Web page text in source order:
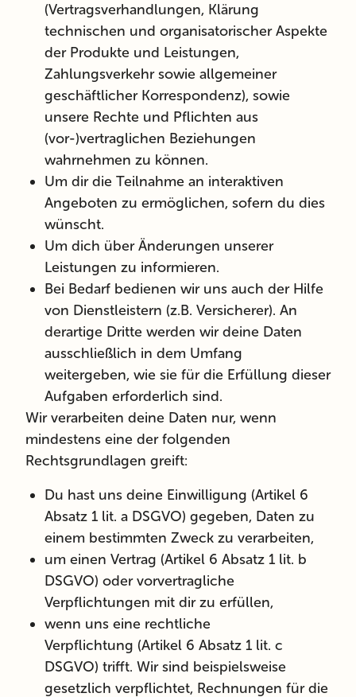
(Vertragsverhandlungen, Klärung
technischen und organisatorischer Aspekte
der Produkte und Leistungen,
Zahlungsverkehr sowie allgemeiner
geschäftlicher Korrespondenz), sowie
unsere Rechte und Pflichten aus
(vor-)vertraglichen Beziehungen
wahrnehmen zu können.
Um dir die Teilnahme an interaktiven
Angeboten zu ermöglichen, sofern du dies
wünscht.
Um dich über Änderungen unserer
Leistungen zu informieren.
Bei Bedarf bedienen wir uns auch der Hilfe
von Dienstleistern (z.B. Versicherer). An
derartige Dritte werden wir deine Daten
ausschließlich in dem Umfang
weitergeben, wie sie für die Erfüllung dieser
Aufgaben erforderlich sind.
Wir verarbeiten deine Daten nur, wenn
mindestens eine der folgenden
Rechtsgrundlagen greift:
Du hast uns deine Einwilligung (Artikel 6
Absatz 1 lit. a DSGVO) gegeben, Daten zu
einem bestimmten Zweck zu verarbeiten,
um einen Vertrag (Artikel 6 Absatz 1 lit. b
DSGVO) oder vorvertragliche
Verpflichtungen mit dir zu erfüllen,
wenn uns eine rechtliche
Verpflichtung (Artikel 6 Absatz 1 lit. c
DSGVO) trifft. Wir sind beispielsweise
gesetzlich verpflichtet, Rechnungen für die